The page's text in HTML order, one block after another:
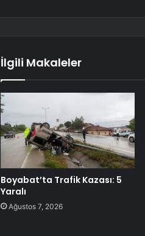
İlgili Makaleler
Boyabat’ta Trafik Kazası: 5
Yaralı
Ağustos 7, 2026